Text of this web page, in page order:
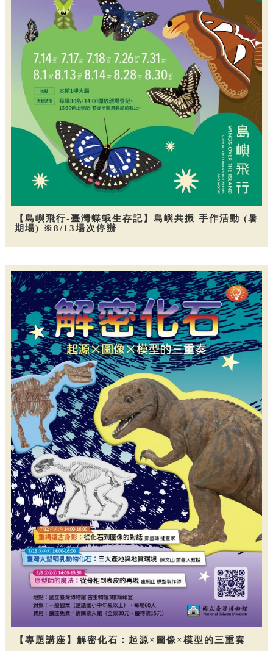
【島嶼飛行-臺灣蝶蛾生存記】島嶼共振 手作活動 (暑
期場) ※8/13場次停辦
【專題講座】解密化石：起源×圖像×模型的三重奏